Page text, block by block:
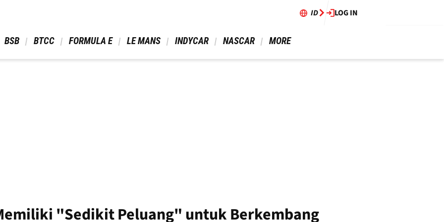
ID LOG IN
BSB BTCC FORMULA E LE MANS INDYCAR NASCAR MORE
"Sedikit Peluang" untuk Berkembang